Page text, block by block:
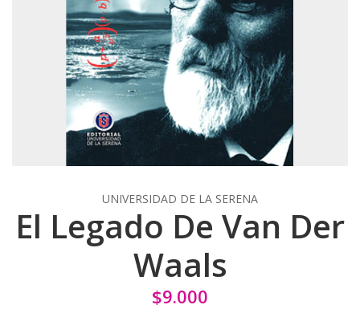
UNIVERSIDAD DE LA SERENA
El Legado De Van Der
Waals
$9.000